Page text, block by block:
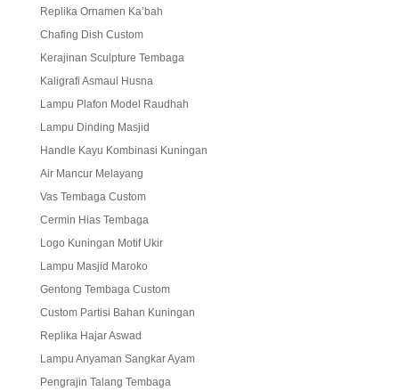
Replika Ornamen Ka’bah
Chafing Dish Custom
Kerajinan Sculpture Tembaga
Kaligrafi Asmaul Husna
Lampu Plafon Model Raudhah
Lampu Dinding Masjid
Handle Kayu Kombinasi Kuningan
Air Mancur Melayang
Vas Tembaga Custom
Cermin Hias Tembaga
Logo Kuningan Motif Ukir
Lampu Masjid Maroko
Gentong Tembaga Custom
Custom Partisi Bahan Kuningan
Replika Hajar Aswad
Lampu Anyaman Sangkar Ayam
Pengrajin Talang Tembaga